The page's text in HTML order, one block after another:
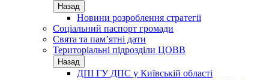
Назад
Новини розроблення стратегії
Соціальний паспорт громади
Свята та пам’ятні дати
Територіальні підрозділи ЦОВВ
Назад
ДПІ ГУ ДПС у Київській області